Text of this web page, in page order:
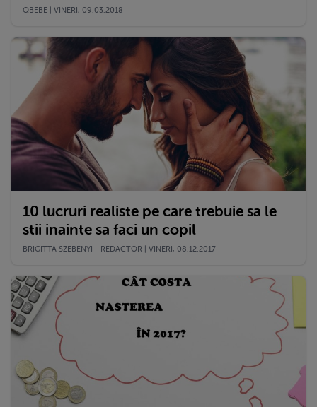
QBEBE | VINERI, 09.03.2018
10 lucruri realiste pe care trebuie sa le
stii inainte sa faci un copil
BRIGITTA SZEBENYI - REDACTOR | VINERI, 08.12.2017